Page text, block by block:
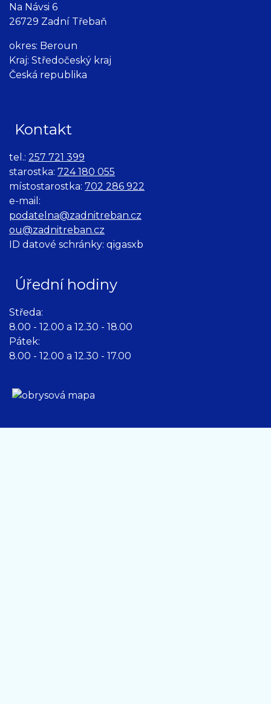
Na Návsi 6
26729 Zadní Třebaň
okres: Beroun
Kraj: Středočeský kraj
Česká republika
Kontakt
tel.: 257 721 399
starostka: 724 180 055
místostarostka: 702 286 922
e-mail:
podatelna@zadnitreban.cz
ou@zadnitreban.cz
ID datové schránky: qigasxb
Úřední hodiny
Středa:
8.00 - 12.00 a 12.30 - 18.00
Pátek:
8.00 - 12.00 a 12.30 - 17.00